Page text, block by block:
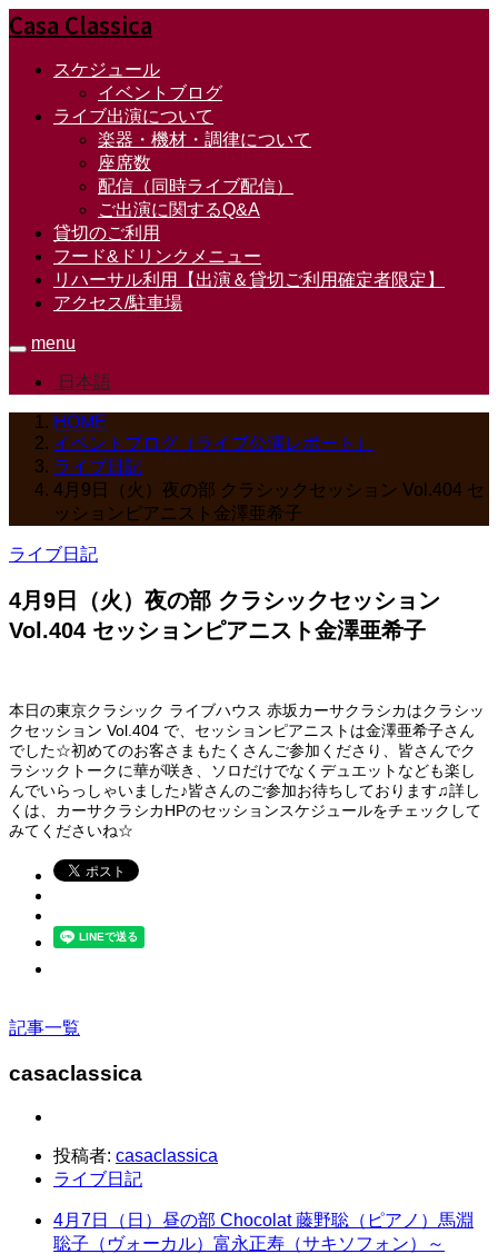
Casa Classica
スケジュール
イベントブログ
ライブ出演について
楽器・機材・調律について
座席数
配信（同時ライブ配信）
ご出演に関するQ&A
貸切のご利用
フード&ドリンクメニュー
リハーサル利用【出演＆貸切ご利用確定者限定】
アクセス/駐車場
menu
日本語
HOME
イベントブログ（ライブ公演レポート）
ライブ日記
4月9日（火）夜の部 クラシックセッション Vol.404 セ
ッションピアニスト金澤亜希子
ライブ日記
4月9日（火）夜の部 クラシックセッション
Vol.404 セッションピアニスト金澤亜希子
本日の東京クラシック ライブハウス 赤坂カーサクラシカはクラシッ
クセッション Vol.404 で、セッションピアニストは金澤亜希子さん
でした☆初めてのお客さまもたくさんご参加くださり、皆さんでク
ラシックトークに華が咲き、ソロだけでなくデュエットなども楽し
んでいらっしゃいました♪皆さんのご参加お待ちしております♫詳し
くは、カーサクラシカHPのセッションスケジュールをチェックして
みてくださいね☆
記事一覧
casaclassica
投稿者: casaclassica
ライブ日記
4月7日（日）昼の部 Chocolat 藤野聡（ピアノ）馬淵
聡子（ヴォーカル）富永正寿（サキソフォン）～